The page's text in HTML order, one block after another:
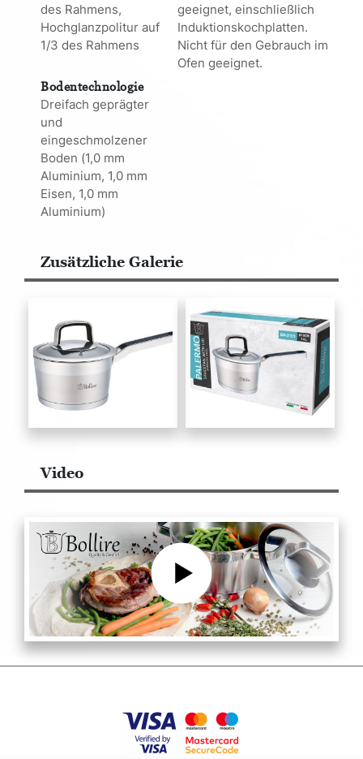
des Rahmens,
Hochglanzpolitur auf
1/3 des Rahmens
geeignet, einschließlich
Induktionskochplatten.
Nicht für den Gebrauch im
Ofen geeignet.
Bodentechnologie
Dreifach geprägter
und
eingeschmolzener
Boden (1,0 mm
Aluminium, 1,0 mm
Eisen, 1,0 mm
Aluminium)
Zusätzliche Galerie
Video